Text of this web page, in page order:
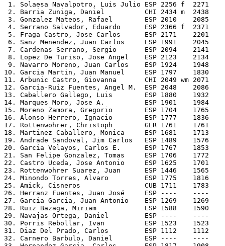
1. Solaesa Navalpotro, Luis Julio ESP 2256 f  2271
2. Barria Zuniga, Daniel          CHI 2434 m  2438
3. Gonzalez Mateos, Rafael        ESP 2010    2085
4. Serrano Salvador, Eduardo      ESP 2366 f  2371
5. Fraga Castro, Jose Carlos      ESP 2171    2201
6. Sanz Menendez, Juan Carlos     ESP 1991    2045
7. Cardenas Serrano, Sergio       ESP 2094    2141
8. Lopez De Turiso, Jose Angel    ESP 2123    2134
9. Navarro Moreno, Juan Carlos    ESP 1924    1948
10. Garcia Martin, Juan Manuel     ESP 1797    1830
11. Arbunic Castro, Giovanna       CHI 2049 wm 2071
12. Garcia-Ruiz Fuentes, Angel M.  ESP 2048    2086
13. Caballero Gallego, Luis        ESP 1880    1932
14. Marques Moro, Jose A.          ESP 1901    1984
15. Moreno Zamora, Gregorio        ESP 1704    1765
16. Alonso Herrero, Ignacio        ESP 1777    1836
17. Rottenwohrer, Christoph        GER 1761    1761
18. Martinez Caballero, Monica     ESP 1681    1713
19. Andrade Sandoval, Jim Carlos   ESP 1489    1576
20. Garcia Velayos, Carlos E.      ESP 1767    1853
21. San Felipe Gonzalez, Tomas     ESP 1706    1772
22. Castro Uceda, Jose Antonio     ESP 1625    1701
23. Rottenwohrer Suarez, Juan      ESP 1446    1565
24. Minondo Torres, Alvaro         ESP 1775    1816
25. Amick, Cisneros                CUB 1711    1783
26. Herranz Fuentes, Juan José     ESP ----    ----
27. Garcia Garcia, Juan Antonio    ESP 1269    1269
28. Ruiz Bazaga, Miriam            ESP 1588    1590
29. Navajas Ortega, Daniel         ESP ----    ----
30. Porris Rebollar, Ivan          ESP 1523    1523
31. Diaz Del Prado, Carlos         ESP 1112    1112
32. Carnero Barbulo, Daniel        ESP ----    ----